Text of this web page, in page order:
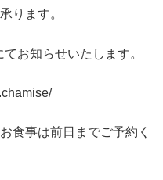
ります。
お知らせいたします。
食事は前日までご予約く